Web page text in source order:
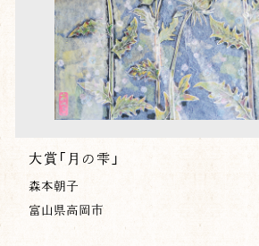
大賞「月の雫」
森本朝子
富山県高岡市